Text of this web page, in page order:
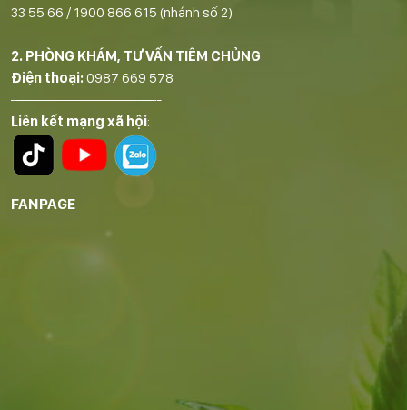
33 55 66 / 1900 866 615 (nhánh số 2)
——————————-
2. PHÒNG KHÁM, TƯ VẤN TIÊM CHỦNG
Điện thoại:0987 669 578
——————————-
Liên kết mạng xã hội:
FANPAGE